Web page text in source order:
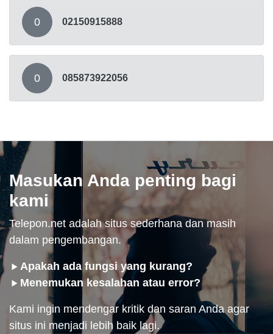
0 02150915888
0 085873922056
Masukan Anda penting bagi
kami
Telepon.net adalah situs sederhana dan masih
dalam pengembangan.
Apakah ada fungsi yang kurang?
Menemukan kesalahan atau error?
Kami ingin mendengar kritik dan saran Anda agar
situs ini menjadi lebih baik lagi.